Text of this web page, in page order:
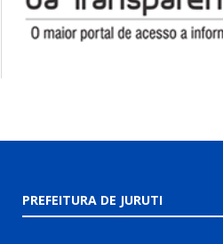
PREFEITURA DE JURUTI